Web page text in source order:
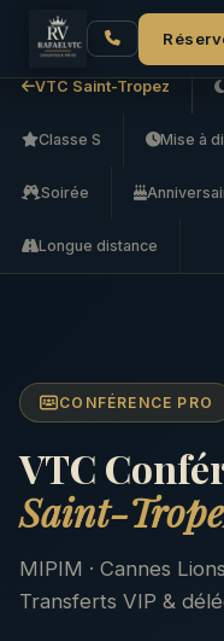
Accueil VTC Saint-Tropez
VTC Saint-Tropez
Classe S Mise à
Soirée
Longue distance
CONFÉRENCE PRO
VTC
Saint-
MIPIM · Cannes
Transferts VIP &